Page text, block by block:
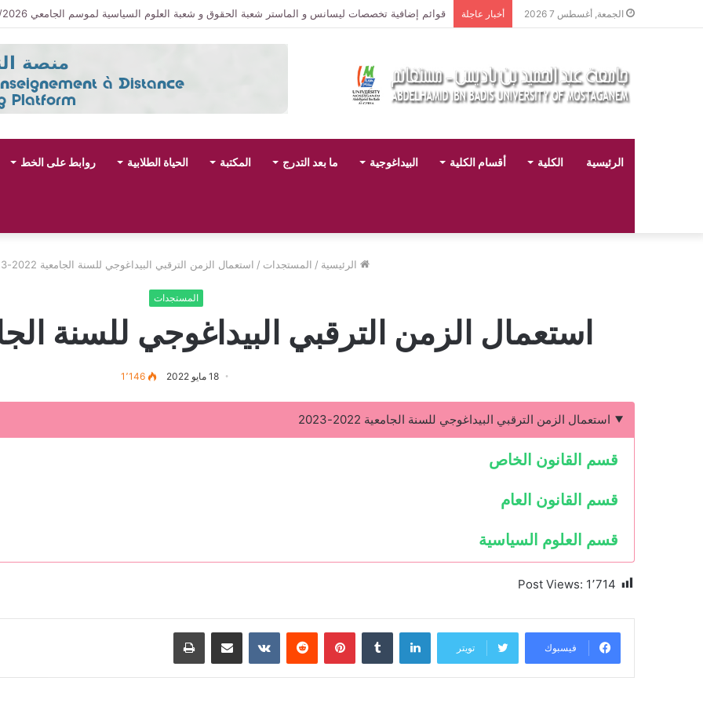
الجمعة, أغسطس 7 2026 أخبار عاجلة قوائم إضافية تخصصات ليسانس و الماستر شعبة الحقوق و شعبة العلوم السياسية لموسم الجامعي 2027/2026
الرئيسية الكلية أقسام الكلية البيداغوجية ما بعد التدرج المكتبة الحياة الطلابية روابط على الخط
الرئيسية / المستجدات / استعمال الزمن الترقبي البيداغوجي للسنة الجامعية 2022-2023
المستجدات
استعمال الزمن الترقبي البيداغوجي للسنة الجامعية
18 مايو 2022 1٬146
استعمال الزمن الترقبي البيداغوجي للسنة الجامعية 2022-2023
قسم القانون الخاص
قسم القانون العام
قسم العلوم السياسية
Post Views: 1٬714
فيسبوك تويتر
لينكدإن بينتيريست مشاركة عبر البريد طباعة